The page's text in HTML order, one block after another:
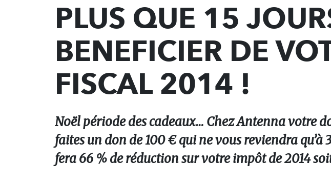
PLUS QUE 15
BENEFICIER DE
FISCAL 2014 !
Noël période des cadeaux… Chez Antenna votre
faites un don de 100 € qui ne vous reviendra
fera 66 % de réduction sur votre impôt de 2014